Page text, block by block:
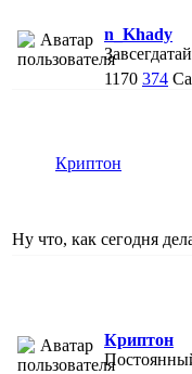
n_Khady
Завсегдатай
1170 374
Криптон
Ну что, как сегодня
Криптон